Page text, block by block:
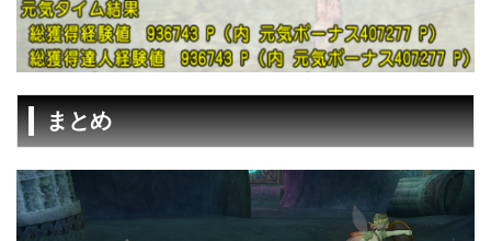
まとめ